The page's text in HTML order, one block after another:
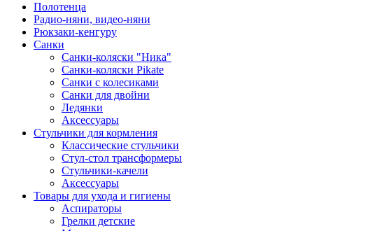
Полотенца
Радио-няни, видео-няни
Рюкзаки-кенгуру
Санки
Санки-коляски "Ника"
Санки-коляски Pikate
Санки с колесиками
Санки для двойни
Ледянки
Аксессуары
Стульчики для кормления
Классические стульчики
Стул-стол трансформеры
Стульчики-качели
Аксессуары
Товары для ухода и гигиены
Аспираторы
Грелки детские